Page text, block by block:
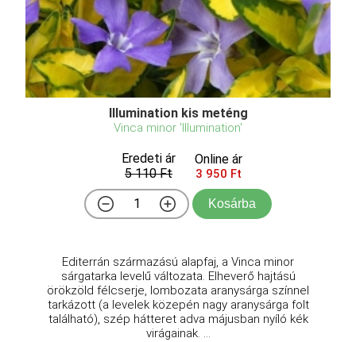
Illumination kis meténg
Vinca minor 'Illumination'
Eredeti ár
5 110 Ft
Online ár
3 950 Ft
Kosárba
Editerrán származású alapfaj, a Vinca minor
sárgatarka levelű változata. Elheverő hajtású
örökzöld félcserje, lombozata aranysárga színnel
tarkázott (a levelek közepén nagy aranysárga folt
található), szép hátteret adva májusban nyíló kék
virágainak. ...